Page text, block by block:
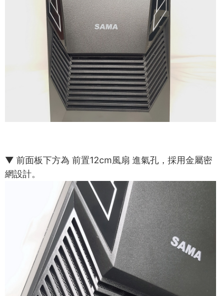
▼ 前面板下方為 前置12cm風扇 進氣孔，採用金屬密
網設計。